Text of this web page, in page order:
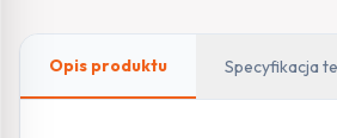
Opis produktu Specyfikacja